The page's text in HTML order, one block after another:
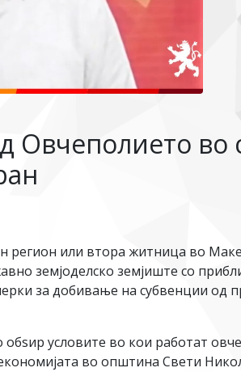
Овчеполието во
или втора житница во
земјоделско земјиште со
за добивање на субвенции од
условите во кои работат
во општина Свети